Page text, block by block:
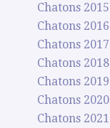
Chatons 2015
Chatons 2016
Chatons 2017
Chatons 2018
Chatons 2019
Chatons 2020
Chatons 2021